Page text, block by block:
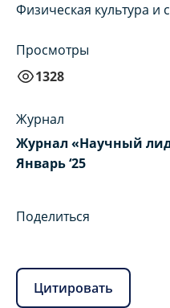
Физическая культура и
Просмотры
1328
Журнал
Журнал «Научный
Январь ‘25
Поделиться
Цитировать